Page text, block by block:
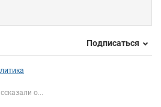
Подписаться
о...